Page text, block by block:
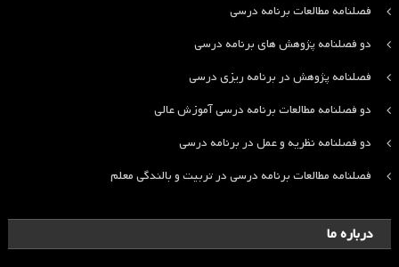
فصلنامه مطالعات برنامه درسی
دو فصلنامه پژوهش های برنامه درسی
فصلنامه پژوهش در برنامه ریزی درسی
دو فصلنامه مطالعات برنامه درسی آموزش عالی
دو فصلنامه نظریه و عمل در برنامه درسی
فصلنامه مطالعات برنامه درسی در تربیت و بالندگی معلم
درباره ما